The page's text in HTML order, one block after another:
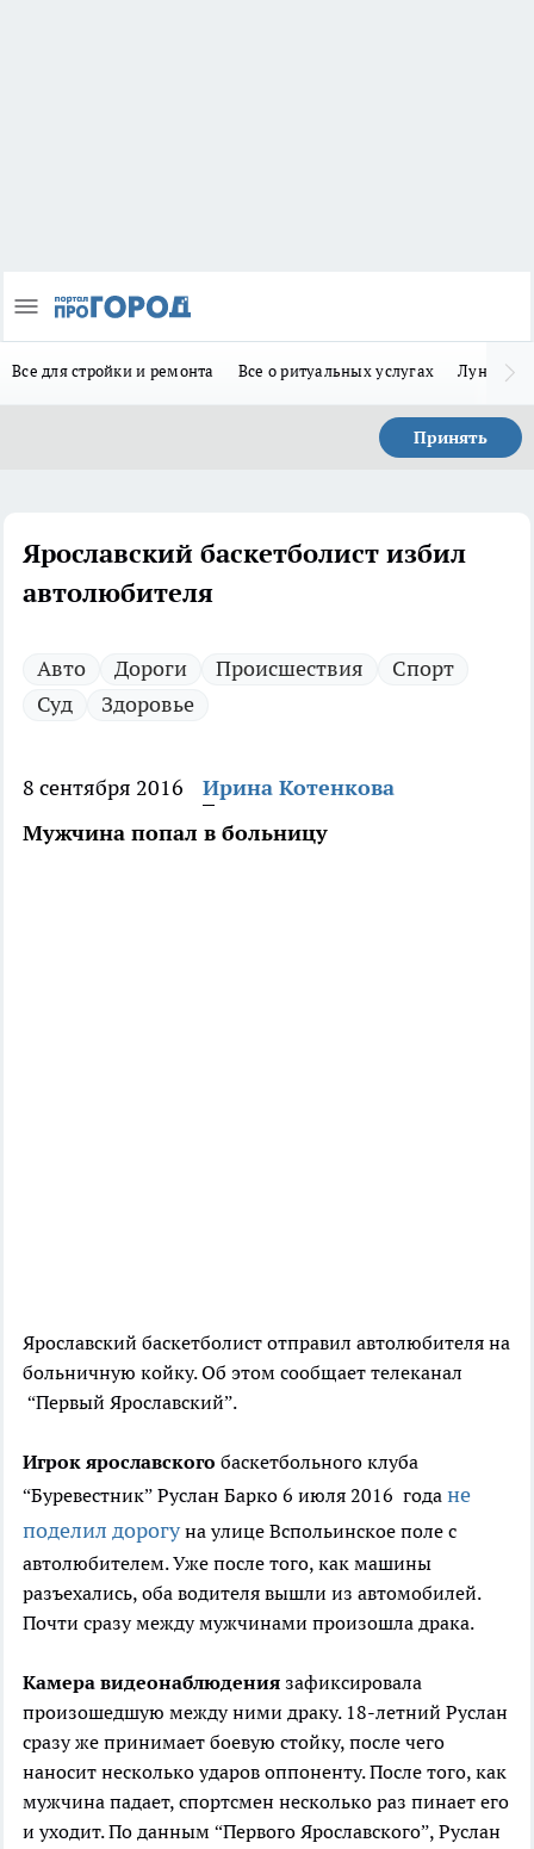
Все для стройки и ремонта Все о ритуальных услугах Лунно-
Принять
Ярославский баскетболист избил
автолюбителя
Авто Дороги Происшествия
Спорт
Суд
Здоровье
8 сентября 2016
Ирина Котенкова
Мужчина попал в больницу
Ярославский баскетболист отправил автолюбителя на
больничную койку. Об этом сообщает телеканал
“Первый Ярославский”.
Игрок ярославского баскетбольного клуба
“Буревестник” Руслан Барко 6 июля 2016 года не
поделил дорогуна улице Вспольинское поле с
автолюбителем. Уже после того, как машины
разъехались, оба водителя вышли из автомобилей.
Почти сразу между мужчинами произошла драка.
Камера видеонаблюдения зафиксировала
произошедшую между ними драку. 18-летний Руслан
сразу же принимает боевую стойку, после чего
наносит несколько ударов оппоненту. После того, как
мужчина падает, спортсмен несколько раз пинает его
и уходит. По данным “Первого Ярославского”, Руслан